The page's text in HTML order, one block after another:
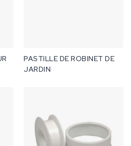
PASTILLE DE ROBINET DE
JARDIN